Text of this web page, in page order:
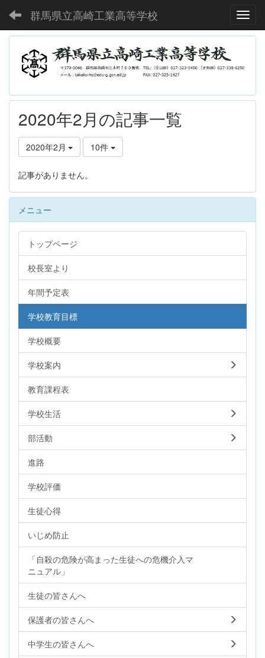
群馬県立高崎工業高等学校
2020年2月の記事一覧
2020年2月 10件
記事がありません。
メニュー
トップページ
校長室より
年間予定表
学校教育目標
学校概要
学校案内
教育課程表
学校生活
部活動
進路
学校評価
生徒心得
いじめ防止
「自殺の危険が高まった生徒への危機介入マ
ニュアル」
生徒の皆さんへ
保護者の皆さんへ
中学生の皆さんへ